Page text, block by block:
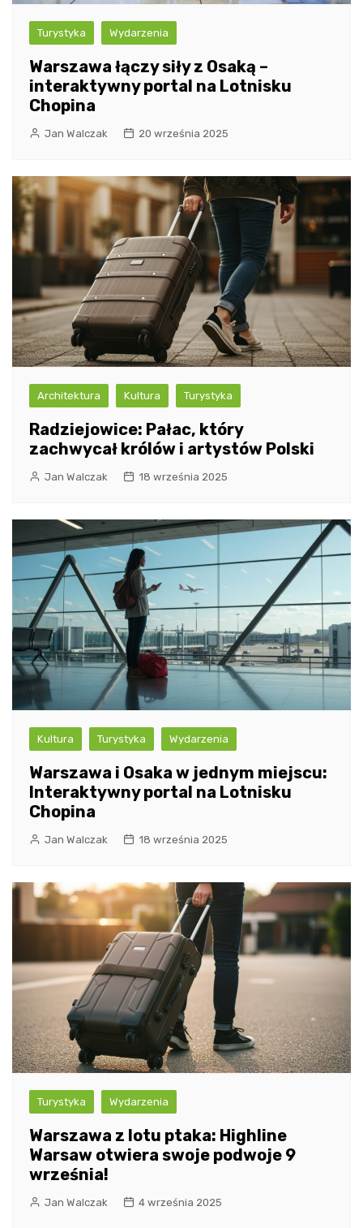
Turystyka Wydarzenia
Warszawa łączy siły z Osaką –
interaktywny portal na Lotnisku
Chopina
Jan Walczak 20 września 2025
Architektura Kultura Turystyka
Radziejowice: Pałac, który
zachwycał królów i artystów Polski
Jan Walczak 18 września 2025
Kultura Turystyka Wydarzenia
Warszawa i Osaka w jednym miejscu:
Interaktywny portal na Lotnisku
Chopina
Jan Walczak 18 września 2025
Turystyka Wydarzenia
Warszawa z lotu ptaka: Highline
Warsaw otwiera swoje podwoje 9
września!
Jan Walczak 4 września 2025